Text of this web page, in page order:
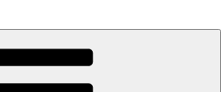
um das Thema Kinderbücher und